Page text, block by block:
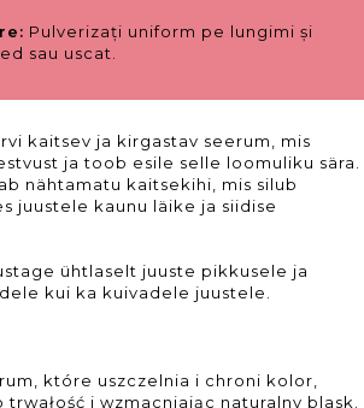
Pulverizați uniform pe lungimi și
sau uscat.
kaitsev ja kirgastav seerum, mis
ja toob esile selle loomuliku sära.
nähtamatu kaitsekihi, mis silub
juustele kaunu läike ja siidise
ühtlaselt juuste pikkusele ja
kui ka kuivadele juustele.
które uszczelnia i chroni kolor,
trwałość i wzmacniając naturalny blask.